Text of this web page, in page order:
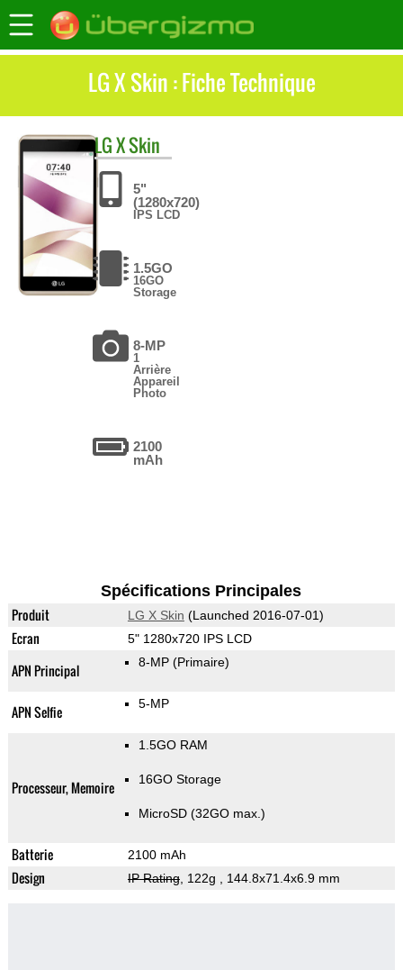
LG X Skin : Fiche Technique
LGX Skin
5"
(1280x720)
IPS LCD
1.5GO
16GO
Storage
8-MP
1
Arrière
Appareil
Photo
2100
mAh
Spécifications Principales
Produit LG X Skin (Launched 2016-07-01)
Ecran 5" 1280x720 IPS LCD
APN Principal 8-MP (Primaire)
APN Selfie 5-MP
Processeur, Memoire
1.5GO RAM
16GO Storage
MicroSD (32GO max.)
Batterie 2100 mAh
Design IP Rating, 122g , 144.8x71.4x6.9 mm